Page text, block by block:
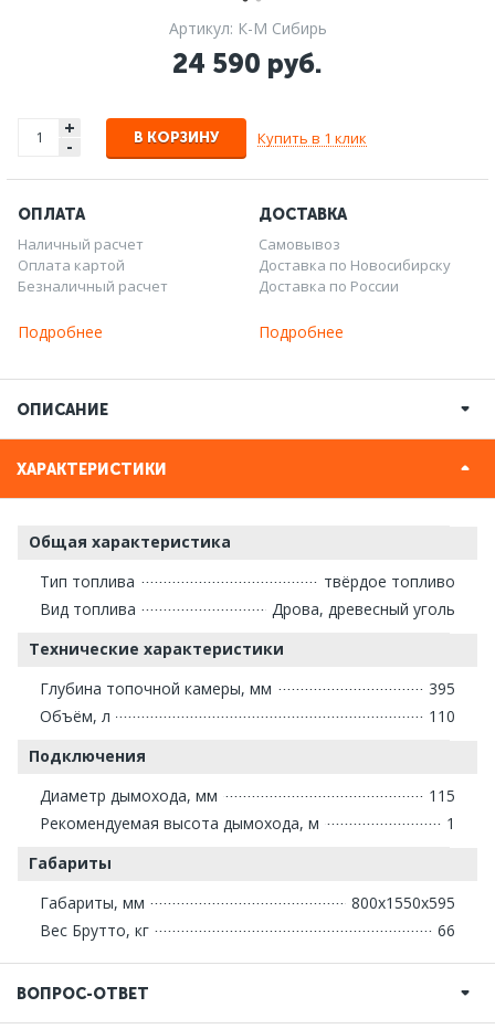
Артикул: К-М Сибирь
24 590 руб.
+
- В КОРЗИНУ Купить в 1 клик
ОПЛАТА
Наличный расчет
Оплата картой
Безналичный расчет
Подробнее
ДОСТАВКА
Самовывоз
Доставка по Новосибирску
Доставка по России
Подробнее
ОПИСАНИЕ
ХАРАКТЕРИСТИКИ
Общая характеристика
Тип топлива
твёрдое топливо
Вид топлива
Дрова, древесный уголь
Технические характеристики
Глубина топочной камеры, мм
395
Объём, л
110
Подключения
Диаметр дымохода, мм
115
Рекомендуемая высота дымохода, м
1
Габариты
Габариты, мм
800х1550х595
Вес Брутто, кг
66
ВОПРОС-ОТВЕТ